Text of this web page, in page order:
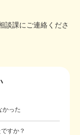
談課にご連絡くださ
かった
すか？